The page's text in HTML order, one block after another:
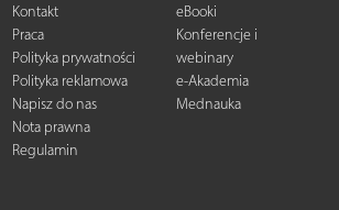
Kontakt
Praca
Polityka prywatności
Polityka reklamowa
Napisz do nas
Nota prawna
Regulamin
eBooki
Konferencje i
webinary
e-Akademia
Mednauka